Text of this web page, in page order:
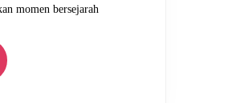
momen bersejarah